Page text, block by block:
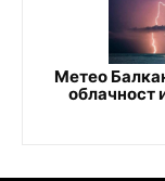
Метео
облачност